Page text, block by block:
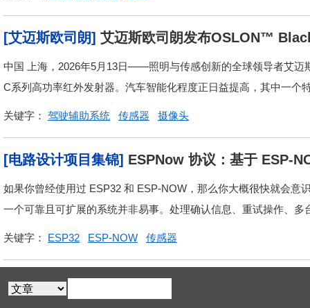
[艾迈斯欧司朗] 艾迈斯欧司朗发布OSLON™
让汽车具备观察与思考的能力
中国 上海，2026年5月13日——照明与传感创新的全球领导者艾
C系列高功率红外发射器。汽车智能化程度正日益提高，其中一个
关键字： 驾驶辅助系统 传感器 摄像头
[电路设计项目集锦] ESPNow 协议：基于 ESP-
专为 ESP32 设计
如果你曾经使用过 ESP32 和 ESP-NOW，那么你大概很快就会
一个可靠且可扩展的系统并非易事。处理确认信息、重试操作、
关键字： ESP32 ESP-NOW 传感器